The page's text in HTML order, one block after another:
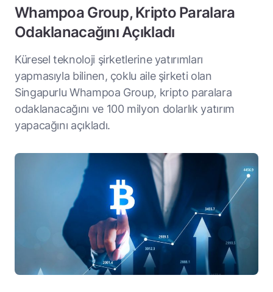
Whampoa Group, Kripto Paralara
Odaklanacağını Açıkladı
Küresel teknoloji şirketlerine yatırımları
yapmasıyla bilinen, çoklu aile şirketi olan
Singapurlu Whampoa Group, kripto paralara
odaklanacağını ve 100 milyon dolarlık yatırım
yapacağını açıkladı.